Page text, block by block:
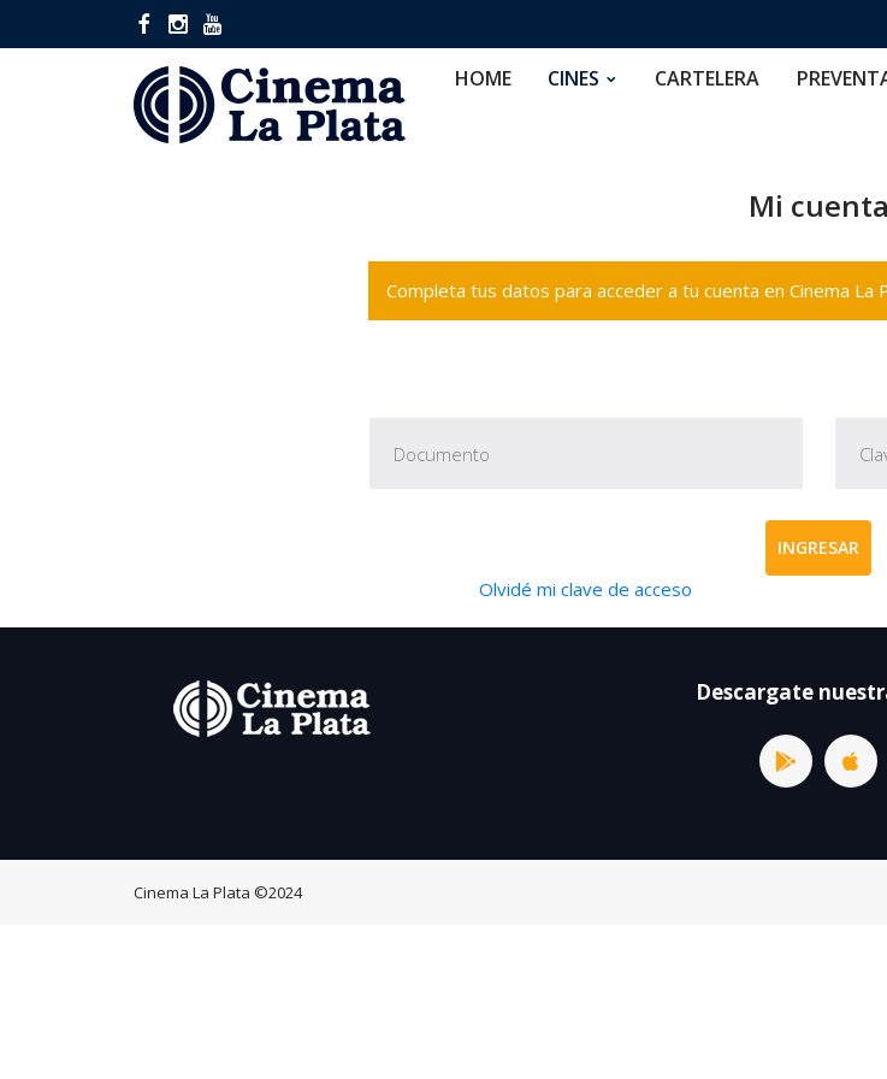
HOME CINES CARTELERA
Mi cuenta
Completa tus datos para acceder a tu cuenta en Cinema La
INGRESAR
Olvidé mi clave de acceso
Descargate
Cinema La Plata ©2024